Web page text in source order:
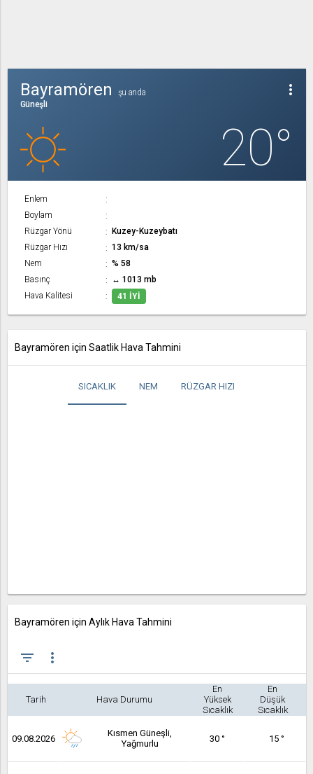
more_vert
Bayramören
şu anda
Güneşli
20°
Enlem
Boylam
Rüzgar Yönü
Kuzey-Kuzeybatı
Rüzgar Hızı
13 km/sa
Nem
% 58
Basınç
↔ 1013 mb
Hava Kalitesi
41 İYI
Bayramören için Saatlik Hava Tahmini
SICAKLIK NEM RÜZGAR HIZI
Bayramören için Aylık Hava Tahmini
filter_list more_vert
Tarih Hava Durumu
En
Yüksek
Sıcaklık
En
Düşük
Sıcaklık
09.08.2026
Kısmen Güneşli,
Yağmurlu
30 ° 15 °